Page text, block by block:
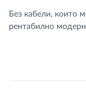
Без кабели, които
рентабилно